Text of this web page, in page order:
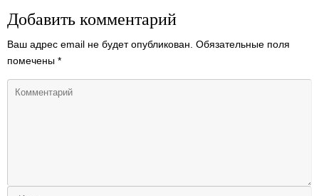
Добавить комментарий
Ваш адрес email не будет опубликован. Обязательные поля
помечены *